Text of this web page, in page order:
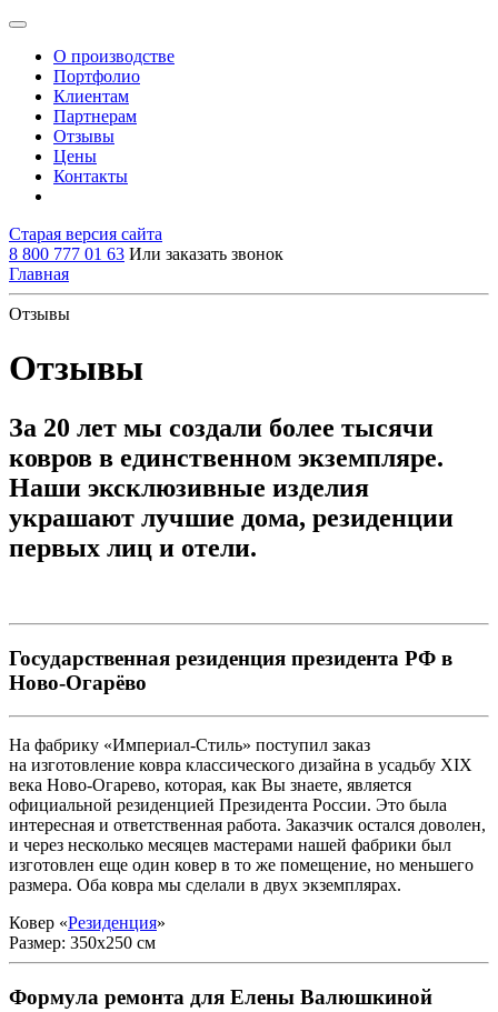
О производстве
Портфолио
Клиентам
Партнерам
Отзывы
Цены
Контакты
Старая версия сайта
8 800 777 01 63 Или заказать звонок
Главная
Отзывы
Отзывы
За 20 лет мы создали более тысячи
ковров в единственном экземпляре.
Наши эксклюзивные изделия
украшают лучшие дома, резиденции
первых лиц и отели.
Государственная резиденция президента РФ в
Ново-Огарёво
На фабрику «Империал-Стиль» поступил заказ
на изготовление ковра классического дизайна в усадьбу XIX
века Ново-Огарево, которая, как Вы знаете, является
официальной резиденцией Президента России. Это была
интересная и ответственная работа. Заказчик остался доволен,
и через несколько месяцев мастерами нашей фабрики был
изготовлен еще один ковер в то же помещение, но меньшего
размера. Оба ковра мы сделали в двух экземплярах.
Ковер «Резиденция»
Размер: 350x250 см
Формула ремонта для Елены Валюшкиной